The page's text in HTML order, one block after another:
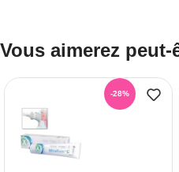
Vous aimerez peut-
-28%